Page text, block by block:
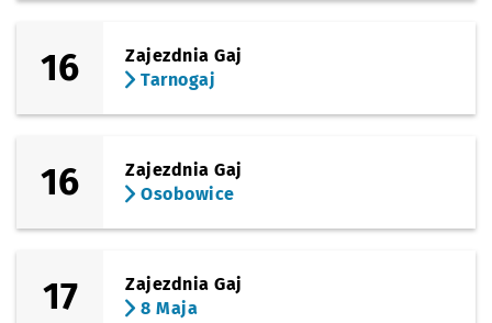
16
Zajezdnia Gaj
Tarnogaj
16
Zajezdnia Gaj
Osobowice
17
Zajezdnia Gaj
8 Maja